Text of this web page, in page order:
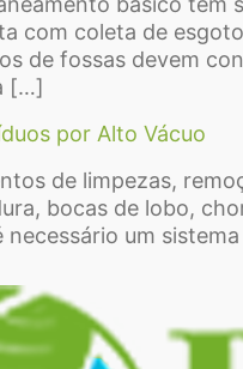
com coleta de
de fossas devem
[…]
por Alto Vácuo
de limpezas,
bocas de lobo,
necessário um